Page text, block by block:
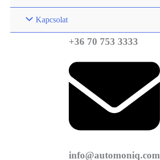
Kapcsolat
+36 70 753 3333
info@automoniq.com